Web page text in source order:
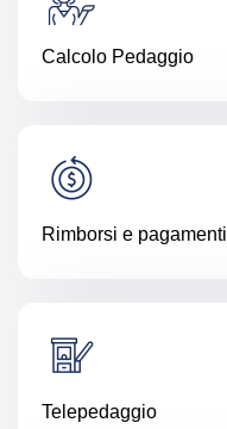
Calcolo Pedaggio
Rimborsi e pagamenti
Telepedaggio